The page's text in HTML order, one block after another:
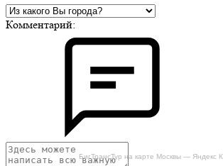
БигТрансТур на карте Москвы — Яндекс
Комментарий: